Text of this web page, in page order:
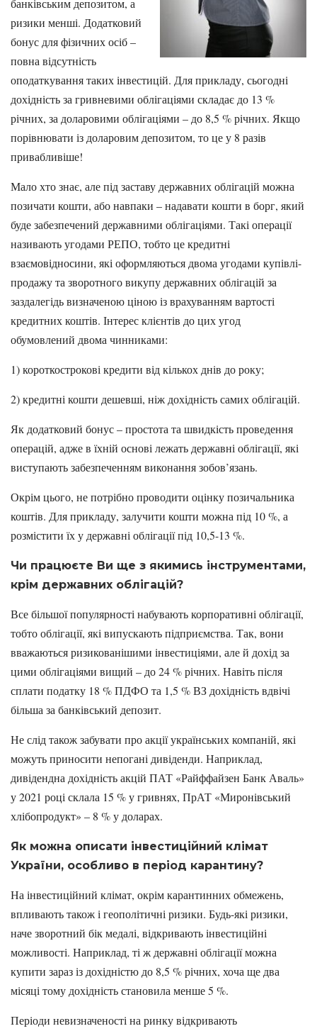
банківським депозитом, а
ризики менші. Додатковий
бонус для фізичних осіб –
повна відсутність
оподаткування таких інвестицій. Для прикладу, сьогодні
дохідність за гривневими облігаціями складає до 13 %
річних, за доларовими облігаціями – до 8,5 % річних. Якщо
порівнювати із доларовим депозитом, то це у 8 разів
привабливіше!
Мало хто знає, але під заставу державних облігацій можна
позичати кошти, або навпаки – надавати кошти в борг, який
буде забезпечений державними облігаціями. Такі операції
називають угодами РЕПО, тобто це кредитні
взаємовідносини, які оформляються двома угодами купівлі-
продажу та зворотного викупу державних облігацій за
заздалегідь визначеною ціною із врахуванням вартості
кредитних коштів. Інтерес клієнтів до цих угод
обумовлений двома чинниками:
1) короткострокові кредити від кількох днів до року;
2) кредитні кошти дешевші, ніж дохідність самих облігацій.
Як додатковий бонус – простота та швидкість проведення
операцій, адже в їхній основі лежать державні облігації, які
виступають забезпеченням виконання зобов’язань.
Окрім цього, не потрібно проводити оцінку позичальника
коштів. Для прикладу, залучити кошти можна під 10 %, а
розмістити їх у державні облігації під 10,5-13 %.
Чи працюєте Ви ще з якимись інструментами,
крім державних облігацій?
Все більшої популярності набувають корпоративні облігації,
тобто облігації, які випускають підприємства. Так, вони
вважаються ризикованішими інвестиціями, але й дохід за
цими облігаціями вищий – до 24 % річних. Навіть після
сплати податку 18 % ПДФО та 1,5 % ВЗ дохідність вдвічі
більша за банківський депозит.
Не слід також забувати про акції українських компаній, які
можуть приносити непогані дивіденди. Наприклад,
дивідендна дохідність акцій ПАТ «Райффайзен Банк Аваль»
у 2021 році склала 15 % у гривнях, ПрАТ «Миронівський
хлібопродукт» – 8 % у доларах.
Як можна описати інвестиційний клімат
України, особливо в період карантину?
На інвестиційний клімат, окрім карантинних обмежень,
впливають також і геополітичні ризики. Будь-які ризики,
наче зворотний бік медалі, відкривають інвестиційні
можливості. Наприклад, ті ж державні облігації можна
купити зараз із дохідністю до 8,5 % річних, хоча ще два
місяці тому дохідність становила менше 5 %.
Періоди невизначеності на ринку відкривають